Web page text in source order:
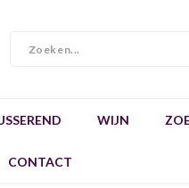
WIJN
CONTACT